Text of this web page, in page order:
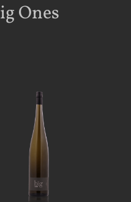
Ones